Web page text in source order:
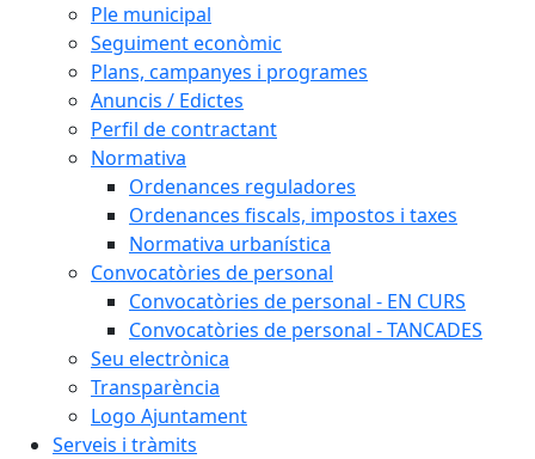
Ple municipal
Seguiment econòmic
Plans, campanyes i programes
Anuncis / Edictes
Perfil de contractant
Normativa
Ordenances reguladores
Ordenances fiscals, impostos i taxes
Normativa urbanística
Convocatòries de personal
Convocatòries de personal - EN CURS
Convocatòries de personal - TANCADES
Seu electrònica
Transparència
Logo Ajuntament
Serveis i tràmits